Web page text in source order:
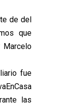
de del
que
Marcelo
fue
las